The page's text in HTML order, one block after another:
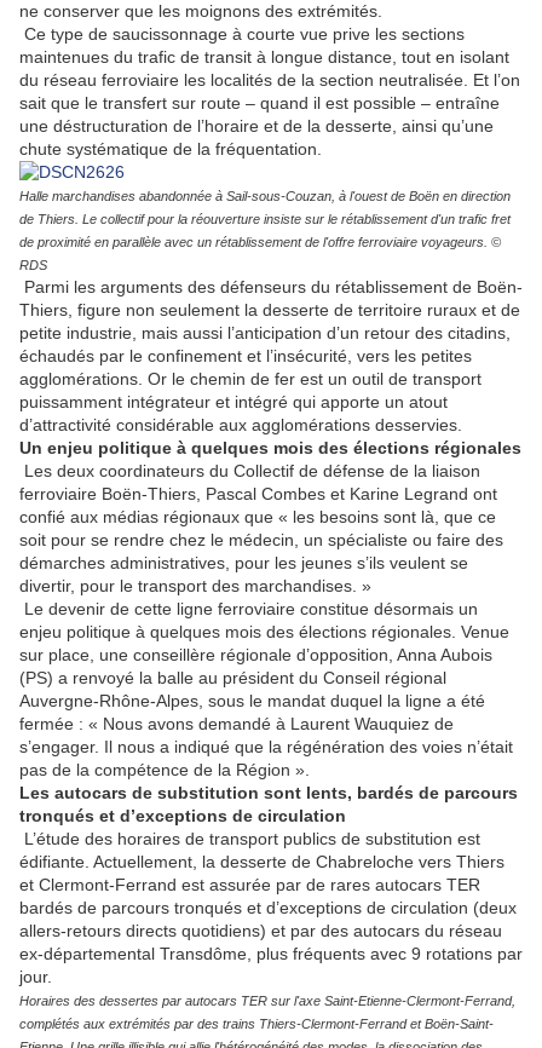
ne conserver que les moignons des extrémités.
Ce type de saucissonnage à courte vue prive les sections
maintenues du trafic de transit à longue distance, tout en isolant
du réseau ferroviaire les localités de la section neutralisée. Et l’on
sait que le transfert sur route – quand il est possible – entraîne
une déstructuration de l’horaire et de la desserte, ainsi qu’une
chute systématique de la fréquentation.
Halle marchandises abandonnée à Sail-sous-Couzan, à l'ouest de Boën en direction
de Thiers. Le collectif pour la réouverture insiste sur le rétablissement d'un trafic fret
de proximité en parallèle avec un rétablissement de l'offre ferroviaire voyageurs. ©
RDS
Parmi les arguments des défenseurs du rétablissement de Boën-
Thiers, figure non seulement la desserte de territoire ruraux et de
petite industrie, mais aussi l’anticipation d’un retour des citadins,
échaudés par le confinement et l’insécurité, vers les petites
agglomérations. Or le chemin de fer est un outil de transport
puissamment intégrateur et intégré qui apporte un atout
d’attractivité considérable aux agglomérations desservies.
Un enjeu politique à quelques mois des élections régionales
Les deux coordinateurs du Collectif de défense de la liaison
ferroviaire Boën-Thiers, Pascal Combes et Karine Legrand ont
confié aux médias régionaux que « les besoins sont là, que ce
soit pour se rendre chez le médecin, un spécialiste ou faire des
démarches administratives, pour les jeunes s’ils veulent se
divertir, pour le transport des marchandises. »
Le devenir de cette ligne ferroviaire constitue désormais un
enjeu politique à quelques mois des élections régionales. Venue
sur place, une conseillère régionale d’opposition, Anna Aubois
(PS) a renvoyé la balle au président du Conseil régional
Auvergne-Rhône-Alpes, sous le mandat duquel la ligne a été
fermée : « Nous avons demandé à Laurent Wauquiez de
s’engager. Il nous a indiqué que la régénération des voies n’était
pas de la compétence de la Région ».
Les autocars de substitution sont lents, bardés de parcours
tronqués et d’exceptions de circulation
L’étude des horaires de transport publics de substitution est
édifiante. Actuellement, la desserte de Chabreloche vers Thiers
et Clermont-Ferrand est assurée par de rares autocars TER
bardés de parcours tronqués et d’exceptions de circulation (deux
allers-retours directs quotidiens) et par des autocars du réseau
ex-départemental Transdôme, plus fréquents avec 9 rotations par
jour.
Horaires des dessertes par autocars TER sur l'axe Saint-Etienne-Clermont-Ferrand,
complétés aux extrémités par des trains Thiers-Clermont-Ferrand et Boën-Saint-